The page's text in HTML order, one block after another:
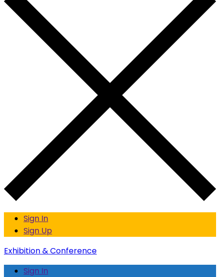
Sign In
Sign Up
Exhibition & Conference
Sign In